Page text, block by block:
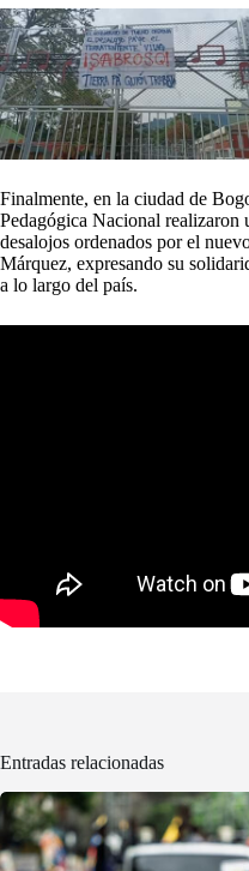
Finalmente, en la ciudad de
Pedagógica Nacional realizaron
desalojos ordenados por el
Márquez, expresando su
a lo largo del país.
Entradas relacionadas